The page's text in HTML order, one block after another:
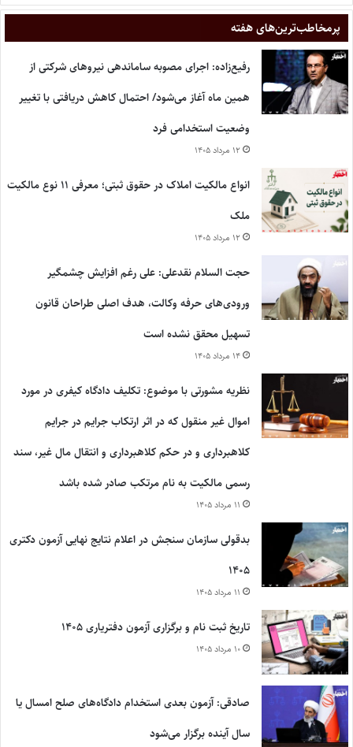
پر‌مخاطب‌ترین‌های هفته
رفیع‌زاده: اجرای مصوبه ساماندهی نیروهای شرکتی از
همین ماه آغاز می‌شود/ احتمال کاهش دریافتی با تغییر
وضعیت استخدامی فرد
۱۲ مرداد ۱۴۰۵
انواع مالکیت املاک در حقوق ثبتی؛ معرفی ۱۱ نوع مالکیت
ملک
۱۲ مرداد ۱۴۰۵
حجت السلام نقدعلی: علی رغم افزایش چشمگیر
ورودی‌های حرفه وکالت، هدف اصلی طراحان قانون
تسهیل محقق نشده است
۱۴ مرداد ۱۴۰۵
نظریه مشورتی با موضوع: تکلیف دادگاه کیفری در مورد
اموال غیر منقول که در اثر ارتکاب جرایم در جرایم
کلاهبرداری و در حکم کلاهبرداری و انتقال مال غیر، سند
رسمی مالکیت به نام مرتکب صادر شده باشد
۱۱ مرداد ۱۴۰۵
بدقولی سازمان سنجش در اعلام نتایج نهایی آزمون دکتری
۱۴۰۵
۱۱ مرداد ۱۴۰۵
تاریخ ثبت نام و برگزاری آزمون دفتریاری ۱۴۰۵
۱۰ مرداد ۱۴۰۵
صادقی: آزمون بعدی استخدام دادگاه‌های صلح امسال یا
سال آینده برگزار می‌شود